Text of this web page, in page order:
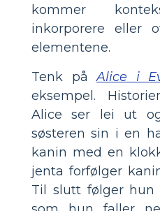
kommer
inkorporere eller
elementene.
Tenk påAlice i
eksempel.
Alice ser lei ut
søsteren sin i en
kanin med en
jenta forfølger
Til slutt følger